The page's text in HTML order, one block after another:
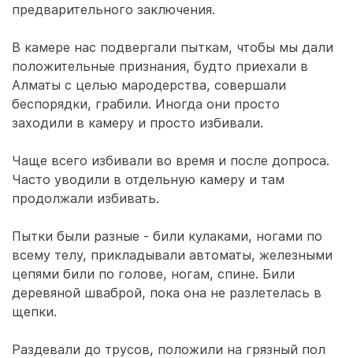
предварительного заключения.
В камере нас подвергали пыткам, чтобы мы дали
положительные признания, будто приехали в
Алматы с целью мародерства, совершали
беспорядки, грабили. Иногда они просто
заходили в камеру и просто избивали.
Чаще всего избивали во время и после допроса.
Часто уводили в отдельную камеру и там
продолжали избивать.
Пытки были разные - били кулаками, ногами по
всему телу, прикладывали автоматы, железными
цепями били по голове, ногам, спине. Били
деревяной шваброй, пока она не разлетелась в
щепки.
Раздевали до трусов, положили на грязный пол